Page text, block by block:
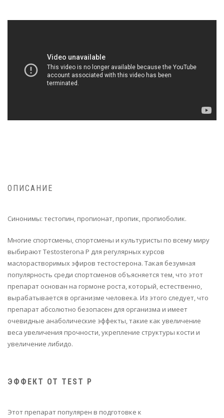
ОПИСАНИЕ
Синонимы: тестопин, пропионат, пропик, пропиоболик.
Многие спортсмены, спортсмены и культуристы по всему миру
выбирают Testosterona P для регулярных курсов
маслорастворимых эфиров тестостерона. Такая безумная
популярность среди спортсменов объясняется тем, что этот
препарат основан на гормоне роста, который, естественно,
вырабатывается в организме человека. Из этого следует, что
препарат абсолютно безопасен для организма и имеет
очевидные анаболические эффекты, такие как увеличение
веса увеличения прочности, укрепление структуры кости и
увеличение либидо.
ЭФФЕКТ ОТ TEST P
Этот препарат популярен в подготовке к